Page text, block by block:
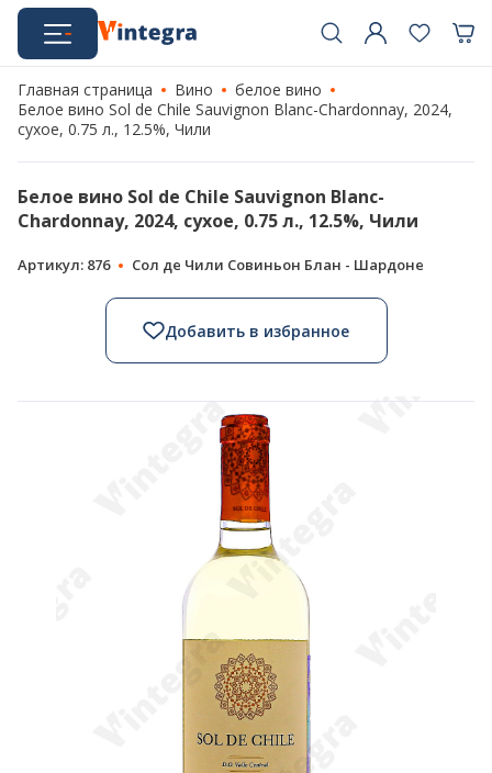
Главная страница Вино
белое вино
Белое вино Sol de Chile Sauvignon Blanc-Chardonnay, 2024,
сухое, 0.75 л., 12.5%, Чили
Белое вино Sol de Chile Sauvignon Blanc-
Chardonnay, 2024, сухое, 0.75 л., 12.5%, Чили
Артикул: 876 Сол де Чили Совиньон Блан - Шардоне
Добавить в избранное